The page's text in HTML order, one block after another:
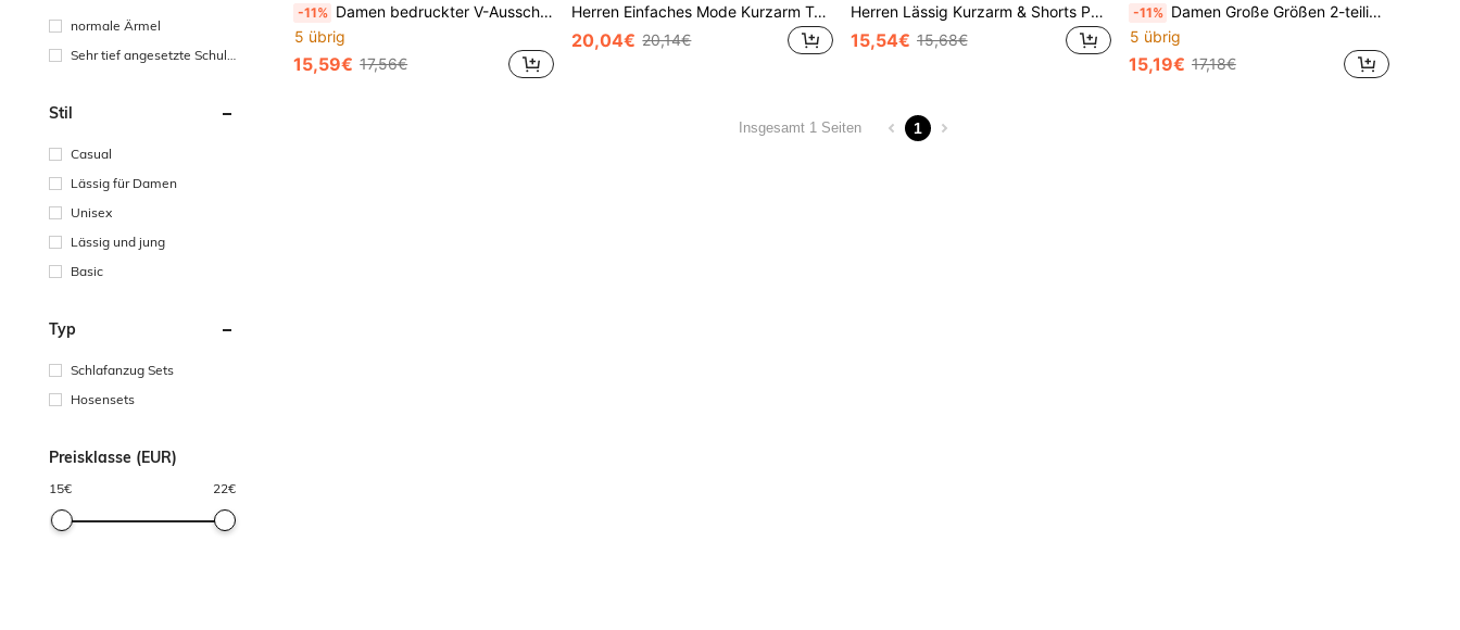
normale Ärmel
Sehr tief angesetzte Schult
Stil
Casual
Lässig für Damen
Unisex
Lässig und jung
Basic
Typ
Schlafanzug Sets
Hosensets
Preisklasse (EUR)
15€ 22€
-11% Damen bedruckter V-Ausschnitt Oversized Kurzarm Pyjama Set
5 übrig
15,59€ 17,56€
Herren Einfaches Mode Kurzarm Top und Hose Pyjama Set, Buchstaben Muster, Hautfreundlich Bequem Atmungsaktiv, 2-teiliges Heim Set
20,04€ 20,14€
Herren Lässig Kurzarm & Shorts Pyjama Set, minimalistisches Tasche Modedesign Muster, weich atmungsaktiv Nachtwäsche 2-teilig
15,54€ 15,68€
-11% Damen Große Größen 2-teiliges Kurzarm Pyjama Set, lila Herz Muster
5 übrig
15,19€ 17,18€
Insgesamt 1 Seiten 1